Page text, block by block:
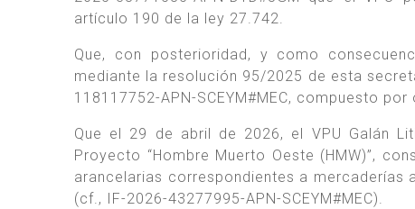
artículo 190 de la ley 27.742.
Que, con posterioridad, y como
mediante la resolución 95/2025 de esta
118117752-APN-SCEYM#MEC, compuesto
Que el 29 de abril de 2026, el VPU Galán
Proyecto “Hombre Muerto Oeste (HMW)”,
arancelarias correspondientes a
(cf., IF-2026-43277995-APN-SCEYM#MEC).